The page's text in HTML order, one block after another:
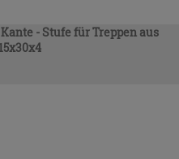
- Stufe für Treppen aus